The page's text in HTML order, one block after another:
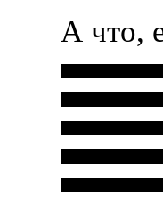
А что,